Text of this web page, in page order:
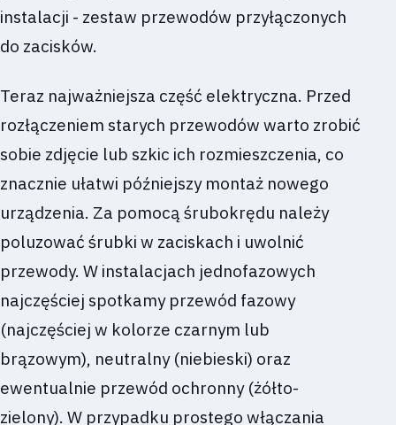
instalacji - zestaw przewodów przyłączonych
do zacisków.
Teraz najważniejsza część elektryczna. Przed
rozłączeniem starych przewodów warto zrobić
sobie zdjęcie lub szkic ich rozmieszczenia, co
znacznie ułatwi późniejszy montaż nowego
urządzenia. Za pomocą śrubokrędu należy
poluzować śrubki w zaciskach i uwolnić
przewody. W instalacjach jednofazowych
najczęściej spotkamy przewód fazowy
(najczęściej w kolorze czarnym lub
brązowym), neutralny (niebieski) oraz
ewentualnie przewód ochronny (żółto-
zielony). W przypadku prostego włączania